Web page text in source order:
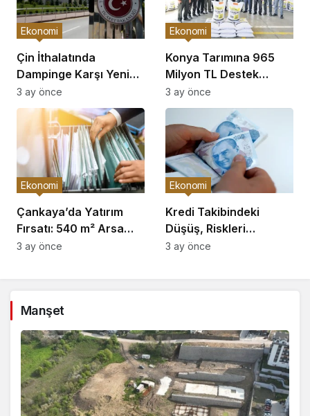
Çin İthalatında
Dampinge Karşı Yeni
Önlemler!
Ekonomi
3 ay önce
Konya Tarımına 965
Milyon TL Destek
Açıklaması
Ekonomi
3 ay önce
Çankaya’da Yatırım
Fırsatı: 540 m² Arsa
Satışı
Ekonomi
3 ay önce
Kredi Takibindeki
Düşüş, Riskleri
Artırıyor!
Ekonomi
3 ay önce
Manşet